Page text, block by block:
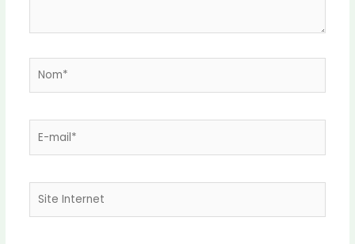
mail*
Internet